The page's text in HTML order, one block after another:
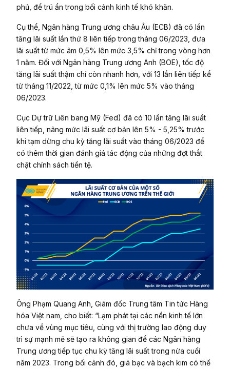
phủ, để trú ẩn trong bối cảnh kinh tế khó khăn.
Cụ thể, Ngân hàng Trung ương châu Âu (ECB) đã có lần
tăng lãi suất lần thứ 8 liên tiếp trong tháng 06/2023, đưa
lãi suất từ mức âm 0,5% lên mức 3,5% chỉ trong vòng hơn
1 năm. Đối với Ngân hàng Trung ương Anh (BOE), tốc độ
tăng lãi suất thậm chí còn nhanh hơn, với 13 lần liên tiếp kể
từ tháng 11/2022, từ mức 0,1% lên mức 5% vào tháng
06/2023.
Cục Dự trữ Liên bang Mỹ (Fed) đã có 10 lần tăng lãi suất
liên tiếp, nâng mức lãi suất cơ bản lên 5% - 5,25% trước
khi tạm dừng chu kỳ tăng lãi suất vào tháng 06/2023 để
có thêm thời gian đánh giá tác động của những đợt thắt
chặt chính sách tiền tệ.
Ông Phạm Quang Anh, Giám đốc Trung tâm Tin tức Hàng
hóa Việt nam, cho biết: “Lạm phát tại các nền kinh tế lớn
chưa về vùng mục tiêu, cùng với thị trường lao động duy
trì sự mạnh mẽ sẽ tạo ra không gian để các Ngân hàng
Trung ương tiếp tục chu kỳ tăng lãi suất trong nửa cuối
năm 2023. Trong bối cảnh đó, giá bạc và bạch kim có thể